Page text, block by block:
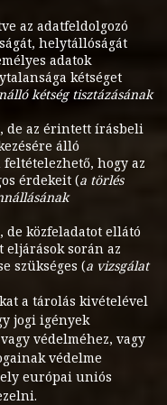
az adatfeldolgozó
helytállóságát
adatok
kétséget
kétség tisztázásának
de az érintett írásbeli
álló
hogy az
érdekeit (a törlés
de közfeladatot ellátó
eljárások során az
szükséges (a vizsgálat
a tárolás kivételével
jogi igények
védelméhez, vagy
védelme
európai uniós